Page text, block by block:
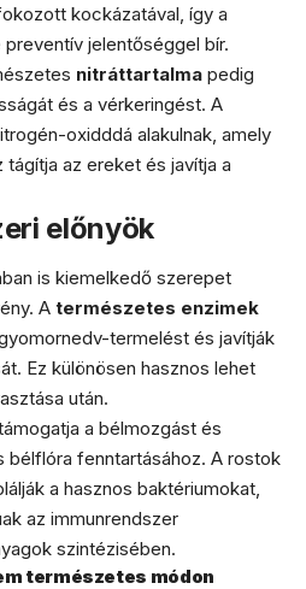
kockázatával, így a
jelentőséggel bír.
nitráttartalma pedig
és a vérkeringést. A
oxidddá alakulnak, amely
az ereket és javítja a
előnyök
is kiemelkedő szerepet
A természetes enzimek
termelést és javítják
Ez különösen hasznos lehet
után.
a bélmozgást és
bélflóra fenntartásához. A rostok
a hasznos baktériumokat,
az immunrendszer
szintézisében.
természetes módon